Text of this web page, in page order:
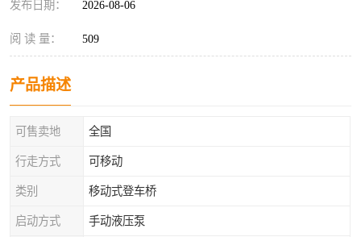
发布日期： 2026-08-06
阅 读 量： 509
产品描述
可售卖地 全国
行走方式 可移动
类别 移动式登车桥
启动方式 手动液压泵